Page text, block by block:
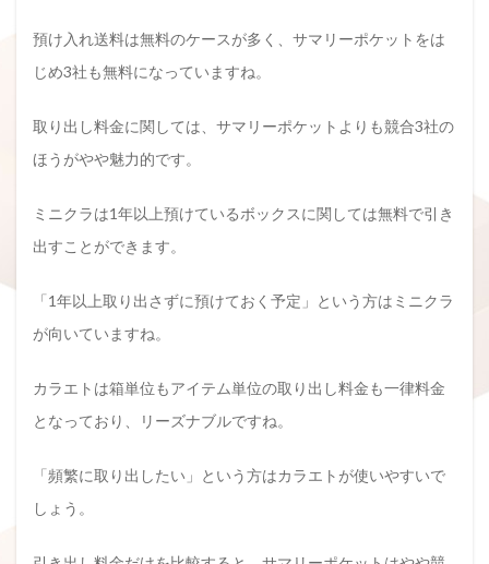
預け入れ送料は無料のケースが多く、サマリーポケットをは
じめ3社も無料になっていますね。
取り出し料金に関しては、サマリーポケットよりも競合3社の
ほうがやや魅力的です。
ミニクラは1年以上預けているボックスに関しては無料で引き
出すことができます。
「1年以上取り出さずに預けておく予定」という方はミニクラ
が向いていますね。
カラエトは箱単位もアイテム単位の取り出し料金も一律料金
となっており、リーズナブルですね。
「頻繁に取り出したい」という方はカラエトが使いやすいで
しょう。